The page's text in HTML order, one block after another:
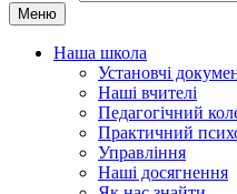
Меню
Наша школа
Установчі
Наші вчителі
Педагогічний
Практичний
Управління
Наші досягнення